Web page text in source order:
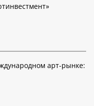
арт-рынке: